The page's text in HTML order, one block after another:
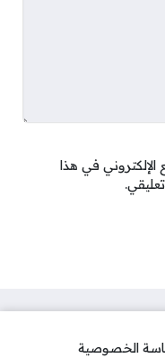
في هذا
الخصوصية